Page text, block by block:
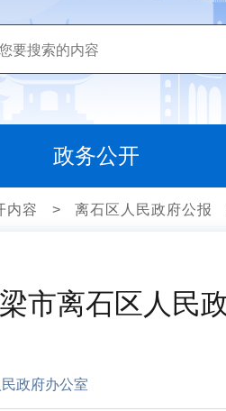
政务公开
内容 > 离石区人民政府公报
市离石区人民
政府办公室